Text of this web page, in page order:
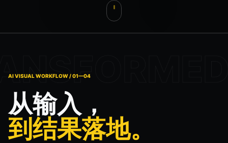
模特 姿势参考
gpt-image-2
AI VISUAL WORKFLOW / 01—04
从输入，
到结果落地。